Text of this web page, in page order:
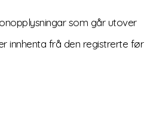
som går utover
innhenta frå den registrerte før